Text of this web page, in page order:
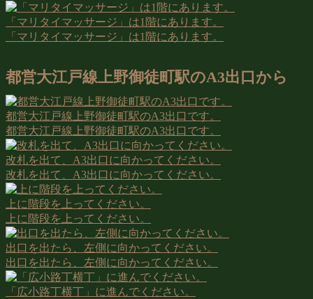
「マリタイマッサージ」は1階にあります。
「マリタイマッサージ」は1階にあります。
都営大江戸線上野御徒町駅のA3出口から
都営大江戸線上野御徒町駅のA3出口です。
都営大江戸線上野御徒町駅のA3出口です。
改札を出て、A3出口に向かってください。
改札を出て、A3出口に向かってください。
上に階段を上ってください。
上に階段を上ってください。
出口を出たら、左側に向かってください。
出口を出たら、左側に向かってください。
「広小路丁横丁」に進んでください。